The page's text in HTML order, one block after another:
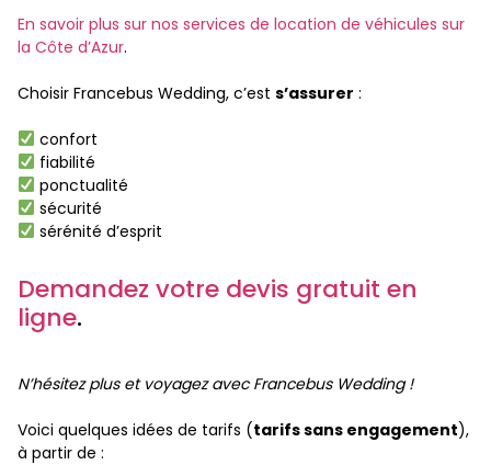
En savoir plus sur nos services de location de véhicules sur
la Côte d’Azur.
Choisir Francebus Wedding, c’est s’assurer :
confort
fiabilité
ponctualité
sécurité
sérénité d’esprit
Demandez votre devis gratuit en
ligne.
N’hésitez plus et voyagez avec Francebus Wedding !
Voici quelques idées de tarifs (tarifs sans engagement),
à partir de :